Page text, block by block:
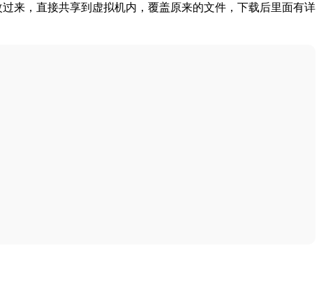
来，直接共享到虚拟机内，覆盖原来的文件，下载后里面有详